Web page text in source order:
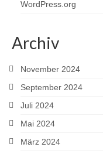
WordPress.org
Archiv
November 2024
September 2024
Juli 2024
Mai 2024
März 2024